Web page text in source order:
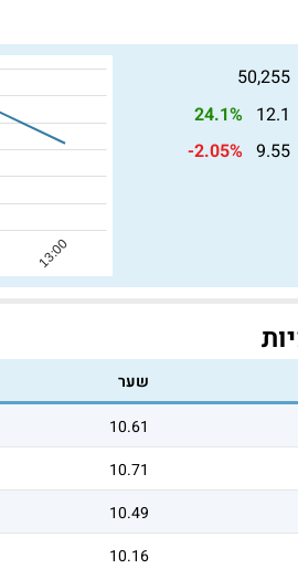
50,255
12.1
24.1%
9.55
-2.05%
שער
10.61
10.71
10.49
10.16